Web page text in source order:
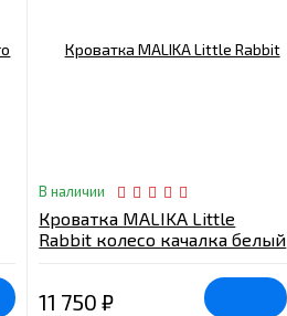
В наличии
Кроватка MALIKA Little
Rabbit колесо качалка белый
11 750₽